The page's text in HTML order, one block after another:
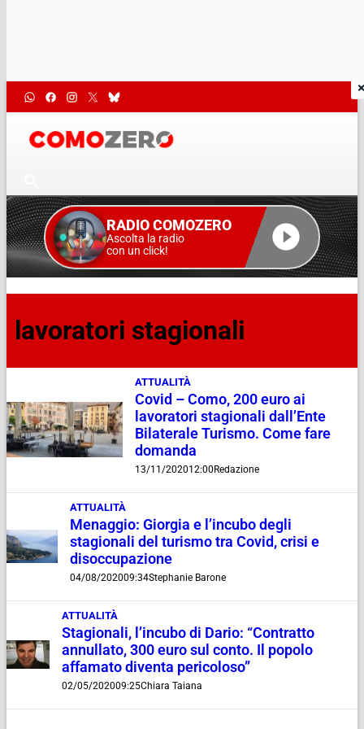
RADIO COMOZERO
Ascolta la radio
con un click!
lavoratori stagionali
ATTUALITÀ
Covid – Como, 200 euro ai
lavoratori stagionali dall’Ente
Bilaterale Turismo. Come fare
domanda
13/11/202012:00Redazione
ATTUALITÀ
Menaggio: Giorgia e l’incubo degli
stagionali del turismo tra Covid, crisi e
disoccupazione
04/08/202009:34Stephanie Barone
ATTUALITÀ
Stagionali, l’incubo di Dario: “Contratto
annullato, 300 euro sul conto. Il popolo
affamato diventa pericoloso”
02/05/202009:25Chiara Taiana